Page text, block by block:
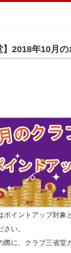
】2018年10月
ポイントアップ対象
い。
に、クラブ三省堂